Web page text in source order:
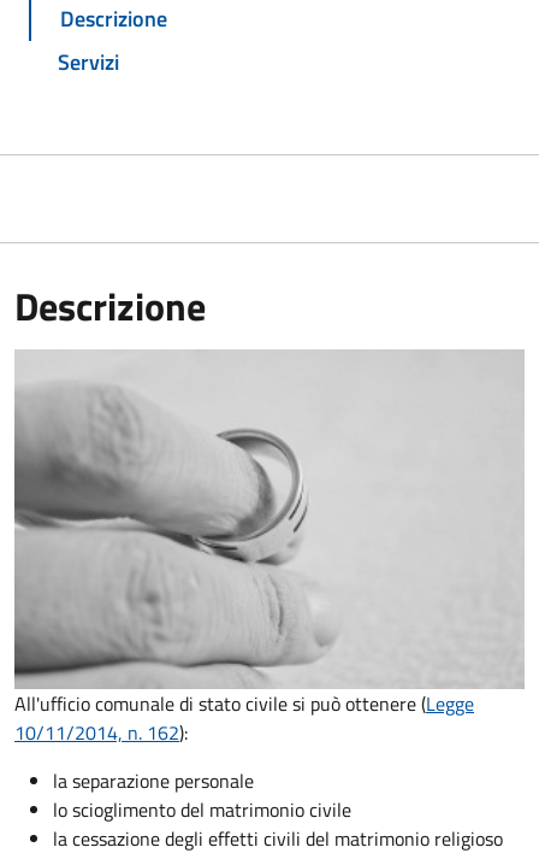
Descrizione
Servizi
Descrizione
All'ufficio comunale di stato civile si può ottenere (Legge
10/11/2014, n. 162):
la separazione personale
lo scioglimento del matrimonio civile
la cessazione degli effetti civili del matrimonio religioso